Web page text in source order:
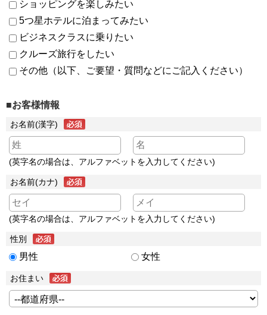
ショッピングを楽しみたい
5つ星ホテルに泊まってみたい
ビジネスクラスに乗りたい
クルーズ旅行をしたい
その他（以下、ご要望・質問などにご記入ください）
■お客様情報
お名前(漢字)
(英字名の場合は、アルファベットを入力してください)
お名前(カナ)
(英字名の場合は、アルファベットを入力してください)
性別
男性 女性
お住まい